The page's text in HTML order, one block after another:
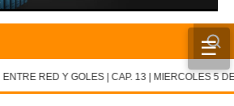
☰
ENTRE RED Y GOLES | CAP. 13 | MIERCOLES 5 DE